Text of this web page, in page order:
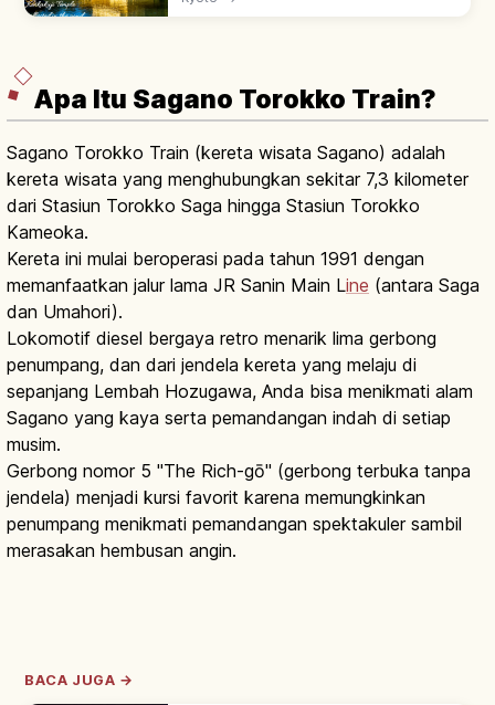
(Shariden), didirikan Ashikaga Yoshimitsu.
Apa Itu Sagano Torokko Train?
Sagano Torokko Train (kereta wisata Sagano) adalah
kereta wisata yang menghubungkan sekitar 7,3 kilometer
dari Stasiun Torokko Saga hingga Stasiun Torokko
Kameoka.
Kereta ini mulai beroperasi pada tahun 1991 dengan
memanfaatkan jalur lama JR Sanin Main Line (antara Saga
dan Umahori).
Lokomotif diesel bergaya retro menarik lima gerbong
penumpang, dan dari jendela kereta yang melaju di
sepanjang Lembah Hozugawa, Anda bisa menikmati alam
Sagano yang kaya serta pemandangan indah di setiap
musim.
Gerbong nomor 5 "The Rich-gō" (gerbong terbuka tanpa
jendela) menjadi kursi favorit karena memungkinkan
penumpang menikmati pemandangan spektakuler sambil
merasakan hembusan angin.
BACA JUGA →